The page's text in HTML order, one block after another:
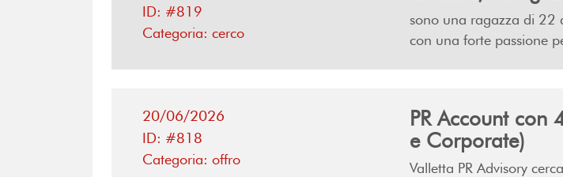
ID: #819
Categoria: cerco
sono una ragazza di 22
con una forte passione
20/06/2026
ID: #818
Categoria: offro
PR Account con
e Corporate)
Valletta PR Advisory